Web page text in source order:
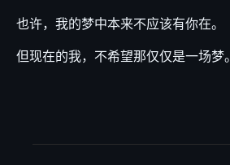
也许，我的梦中本来不应该有你在。
但现在的我，不希望那仅仅是一场梦。